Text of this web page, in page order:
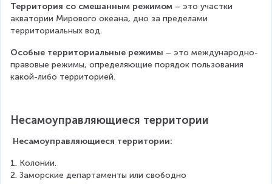
Территория со смешанным режимом – это участки
акватории Мирового океана, дно за пределами
территориальных вод.
Особые территориальные режимы – это международно-
правовые режимы, определяющие порядок пользования
какой-либо территорией.
Несамоуправляющиеся территории
Несамоуправляющиеся территории:
1. Колонии.
2. Заморские департаменты или свободно